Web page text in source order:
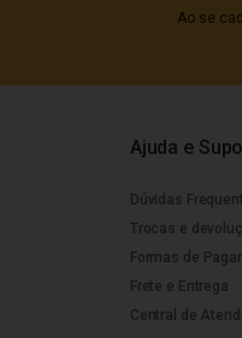
Ao se
Ajuda e
Dúvidas
Trocas e
Formas de
Frete e Entrega
Central de